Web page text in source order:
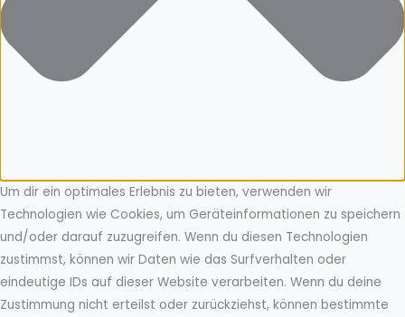
Um dir ein optimales Erlebnis zu bieten, verwenden wir
Technologien wie Cookies, um Geräteinformationen zu speichern
und/oder darauf zuzugreifen. Wenn du diesen Technologien
zustimmst, können wir Daten wie das Surfverhalten oder
eindeutige IDs auf dieser Website verarbeiten. Wenn du deine
Zustimmung nicht erteilst oder zurückziehst, können bestimmte